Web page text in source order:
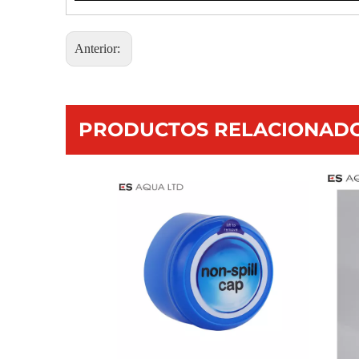
Anterior:
PRODUCTOS